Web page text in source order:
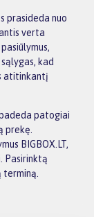
prasideda nuo
verta
kad
atitinkantį
patogiai
prekę.
BIGBOX.LT,
Pasirinktą